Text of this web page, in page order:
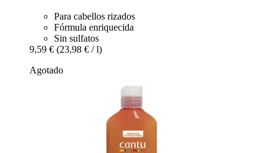
Para cabellos rizados
Fórmula enriquecida
Sin sulfatos
9,59 € (23,98 € / l)
Agotado